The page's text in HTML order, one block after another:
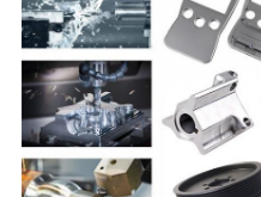
개
인
정